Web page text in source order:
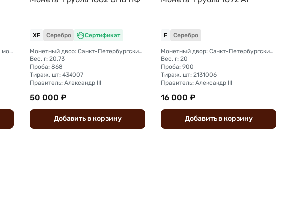
Монетный двор: Гельсингфорсский монетный двор (Финляндия)
XF Серебро Сертификат
Монетный двор: Санкт-Петербургский монетный двор
Вес, г: 20,73
Проба: 868
Тираж, шт: 434007
Правитель: Александр III
50 000 ₽
Добавить вкорзину
F Серебро
Монетный двор: Санкт-Петербургский монетный двор
Вес, г: 20
Проба: 900
Тираж, шт: 2131006
Правитель: Александр III
16 000 ₽
Добавить вкорзину